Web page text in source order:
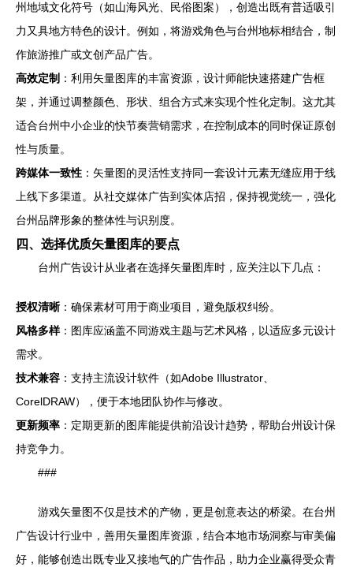
州地域文化符号（如山海风光、民俗图案），创造出既有普适吸引
力又具地方特色的设计。例如，将游戏角色与台州地标相结合，制
作旅游推广或文创产品广告。
高效定制 ：利用矢量图库的丰富资源，设计师能快速搭建广告框
架，并通过调整颜色、形状、组合方式来实现个性化定制。这尤其
适合台州中小企业的快节奏营销需求，在控制成本的同时保证原创
性与质量。
跨媒体一致性 ：矢量图的灵活性支持同一套设计元素无缝应用于线
上线下多渠道。从社交媒体广告到实体店招，保持视觉统一，强化
台州品牌形象的整体性与识别度。
四、选择优质矢量图库的要点
台州广告设计从业者在选择矢量图库时，应关注以下几点：
授权清晰：确保素材可用于商业项目，避免版权纠纷。
风格多样：图库应涵盖不同游戏主题与艺术风格，以适应多元设计
需求。
技术兼容 ：支持主流设计软件（如Adobe Illustrator、
CorelDRAW），便于本地团队协作与修改。
更新频率 ：定期更新的图库能提供前沿设计趋势，帮助台州设计保
持竞争力。
###
游戏矢量图不仅是技术的产物，更是创意表达的桥梁。在台州
广告设计行业中，善用矢量图库资源，结合本地市场洞察与审美偏
好，能够创造出既专业又接地气的广告作品，助力企业赢得受众青